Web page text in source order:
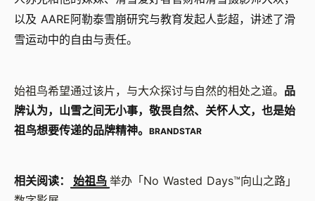
以及 AARE阿勒泰雪崩研究与教育发起人彭超，讲述了滑
雪运动中的自由与责任。
始祖鸟希望通过该片，与大众探讨与自然的相处之道。 品
牌认为，山雪之间无小事，敬畏自然、关怀人文，也是始
祖鸟想要传递的品牌精神。 BRANDSTAR
相关阅读： 始祖鸟 举办「No Wasted Days™向山之路」